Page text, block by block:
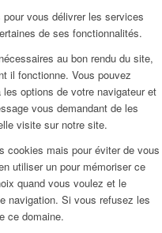
vous délivrer les services
de ses fonctionnalités.
au bon rendu du site,
il fonctionne. Vous pouvez
options de votre navigateur et
vous demandant de les
visite sur notre site.
cookies mais pour éviter de vous
utiliser un pour mémoriser ce
quand vous voulez et le
navigation. Si vous refusez les
ce domaine.